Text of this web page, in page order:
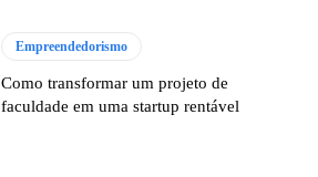
Empreendedorismo
Como transformar um projeto de
faculdade em uma startup rentável